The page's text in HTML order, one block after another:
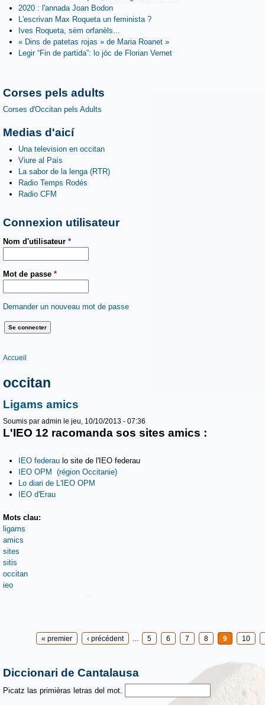
2020 : l'annada Joan Bodon
L'escrivan Max Roqueta un feminista ?
Ives Roqueta, sèm orfanèls...
« Dins de patetas rojas » de Maria Roanet »
Legir “Fin de partida”: lo jòc de Florian Vernet
Corses pels adults
Corses d'Occitan pels Adults
Medias d'aicí
Una television en occitan
Viure al País
La sabor de la lenga (RTR)
Radio Temps Rodés
Radio CFM
Connexion utilisateur
Nom d'utilisateur *
Mot de passe *
Demander un nouveau mot de passe
Vous êtes ici
Accueil
occitan
Ligams amics
Soumis par admin le jeu, 10/10/2013 - 07:36
L'IEO 12 racomanda sos sites amics :
IEO federau lo site de l'IEO federau
IEO OPM (région Occitanie)
Lo diari de L'IEO OPM
IEO d'Erau
Mots clau:
ligams
amics
sites
sitis
occitan
ieo
Pages « premier ‹ précédent 5 6 7 8 9 10
Diccionari de Cantalausa
Picatz las primièras letras del mot.